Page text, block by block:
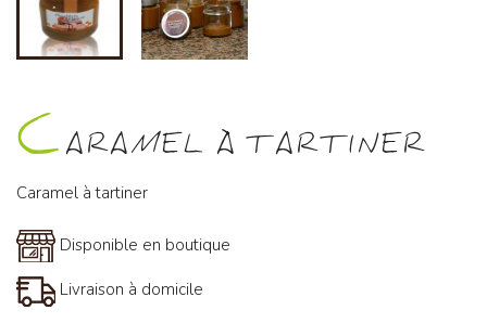
C ARAMEL À TARTINER
Caramel à tartiner
Disponible en boutique
Livraison à domicile